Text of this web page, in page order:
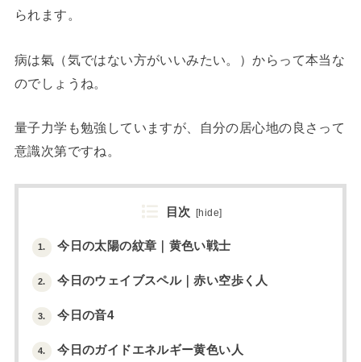
られます。
病は氣（気ではない方がいいみたい。）からって本当な
のでしょうね。
量子力学も勉強していますが、自分の居心地の良さって
意識次第ですね。
目次 [hide]
1. 今日の太陽の紋章｜黄色い戦士
2. 今日のウェイブスペル｜赤い空歩く人
3. 今日の音4
4. 今日のガイドエネルギー黄色い人